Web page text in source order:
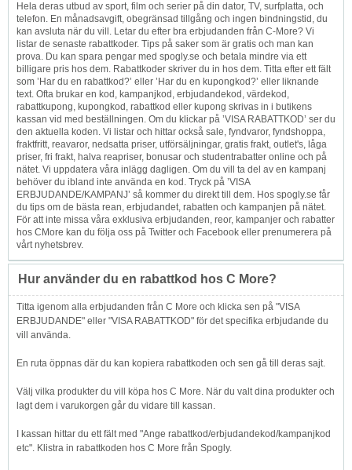
Hela deras utbud av sport, film och serier på din dator, TV, surfplatta, och
telefon. En månadsavgift, obegränsad tillgång och ingen bindningstid, du
kan avsluta när du vill. Letar du efter bra erbjudanden från C-More? Vi
listar de senaste rabattkoder. Tips på saker som är gratis och man kan
prova. Du kan spara pengar med spogly.se och betala mindre via ett
billigare pris hos dem. Rabattkoder skriver du in hos dem. Titta efter ett fält
som ’Har du en rabattkod?’ eller ’Har du en kupongkod?’ eller liknande
text. Ofta brukar en kod, kampanjkod, erbjudandekod, värdekod,
rabattkupong, kupongkod, rabattkod eller kupong skrivas in i butikens
kassan vid med beställningen. Om du klickar på ’VISA RABATTKOD’ ser du
den aktuella koden. Vi listar och hittar också sale, fyndvaror, fyndshoppa,
fraktfritt, reavaror, nedsatta priser, utförsäljningar, gratis frakt, outlet's, låga
priser, fri frakt, halva reapriser, bonusar och studentrabatter online och på
nätet. Vi uppdatera våra inlägg dagligen. Om du vill ta del av en kampanj
behöver du ibland inte använda en kod. Tryck på ’VISA
ERBJUDANDE/KAMPANJ’ så kommer du direkt till dem. Hos spogly.se får
du tips om de bästa rean, erbjudandet, rabatten och kampanjen på nätet.
För att inte missa våra exklusiva erbjudanden, reor, kampanjer och rabatter
hos CMore kan du följa oss på Twitter och Facebook eller prenumerera på
vårt nyhetsbrev.
Hur använder du en rabattkod hos C More?
Titta igenom alla erbjudanden från C More och klicka sen på "VISA
ERBJUDANDE" eller "VISA RABATTKOD" för det specifika erbjudande du
vill använda.
En ruta öppnas där du kan kopiera rabattkoden och sen gå till deras sajt.
Välj vilka produkter du vill köpa hos C More. När du valt dina produkter och
lagt dem i varukorgen går du vidare till kassan.
I kassan hittar du ett fält med "Ange rabattkod/erbjudandekod/kampanjkod
etc". Klistra in rabattkoden hos C More från Spogly.